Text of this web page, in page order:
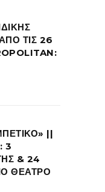
ΤΙΣ 26
||
3
& 24
ΘΕΑΤΡΟ